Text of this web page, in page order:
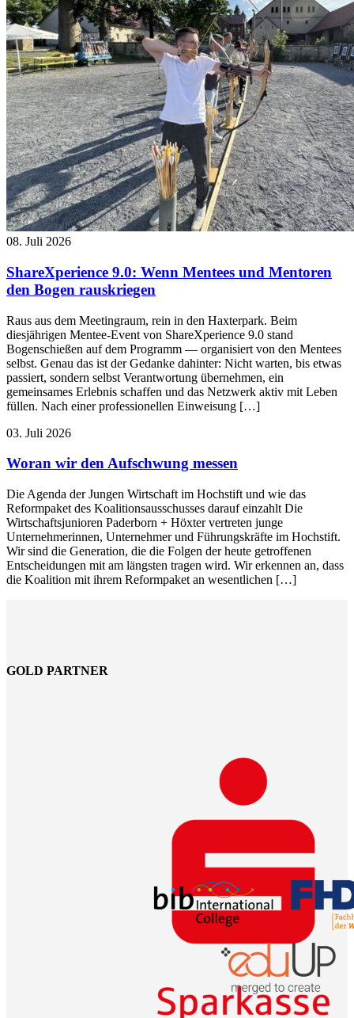
08. Juli 2026
ShareXperience 9.0: Wenn Mentees und Mentoren
den Bogen rauskriegen
Raus aus dem Meetingraum, rein in den Haxterpark. Beim
diesjährigen Mentee-Event von ShareXperience 9.0 stand
Bogenschießen auf dem Programm — organisiert von den Mentees
selbst. Genau das ist der Gedanke dahinter: Nicht warten, bis etwas
passiert, sondern selbst Verantwortung übernehmen, ein
gemeinsames Erlebnis schaffen und das Netzwerk aktiv mit Leben
füllen. Nach einer professionellen Einweisung […]
03. Juli 2026
Woran wir den Aufschwung messen
Die Agenda der Jungen Wirtschaft im Hochstift und wie das
Reformpaket des Koalitionsausschusses darauf einzahlt Die
Wirtschaftsjunioren Paderborn + Höxter vertreten junge
Unternehmerinnen, Unternehmer und Führungskräfte im Hochstift.
Wir sind die Generation, die die Folgen der heute getroffenen
Entscheidungen mit am längsten tragen wird. Wir erkennen an, dass
die Koalition mit ihrem Reformpaket an wesentlichen […]
GOLD PARTNER